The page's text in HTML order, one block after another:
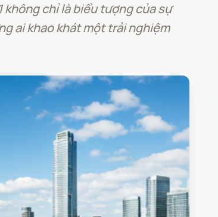
không chỉ là biểu tượng của sự
ai khao khát một trải nghiệm